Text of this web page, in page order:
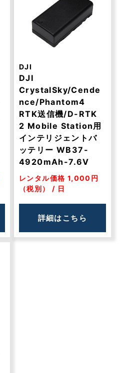
DJI
DJI
CrystalSky/Cende
nce/Phantom4
RTK送信機/D-RTK
2 Mobile Station用
インテリジェントバ
ッテリー WB37-
4920mAh-7.6V
レンタル価格 1,000円
（税別） / 日
詳細はこちら